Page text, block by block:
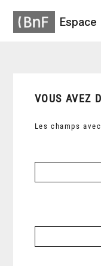
Espace
VOUS AVEZ
Les champs